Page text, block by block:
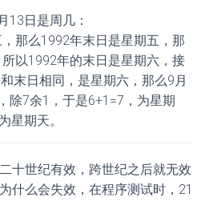
13日是周几：
那么1992年末日是星期五，那
以1992年的末日是星期六，接
末日相同，是星期六，那么9月
除7余1，于是6+1=7，为星期
星期天。
十世纪有效，跨世纪之后就无效
什么会失效，在程序测试时，21